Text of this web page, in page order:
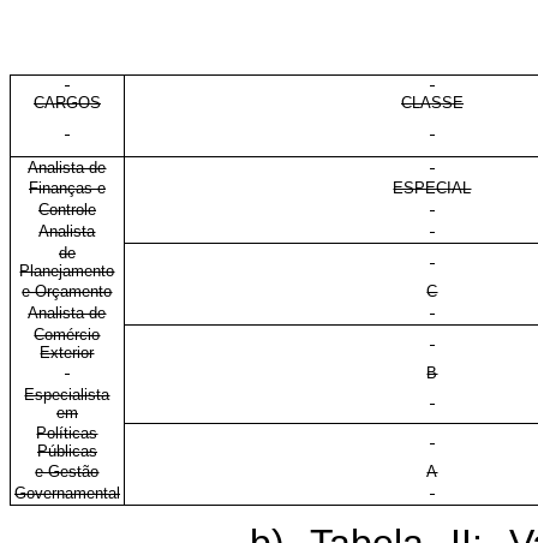
CARGOS CLASSE
Analista de
Finanças e
ESPECIAL
Controle
Analista
de
Planejamento
e Orçamento
C
Analista de
Comércio
Exterior
B
Especialista
em
Políticas
Públicas
e Gestão
A
Governamental